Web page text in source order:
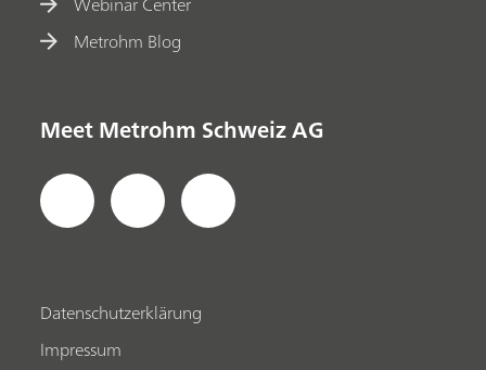
Metrohm Blog
Meet Metrohm Schweiz AG
Datenschutzerklärung
Impressum